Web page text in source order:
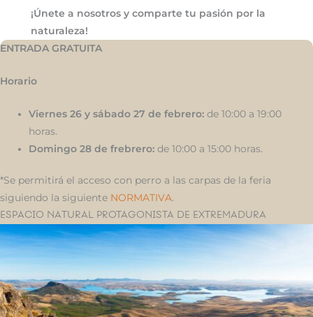
¡Únete a nosotros y comparte tu pasión por la
naturaleza!
ENTRADA GRATUITA
Horario
Viernes 26 y sábado 27 de febrero: de 10:00 a 19:00
horas.
Domingo 28 de frebrero: de 10:00 a 15:00 horas.
*Se permitirá el acceso con perro a las carpas de la feria
siguiendo la siguiente NORMATIVA.
ESPACIO NATURAL PROTAGONISTA DE EXTREMADURA